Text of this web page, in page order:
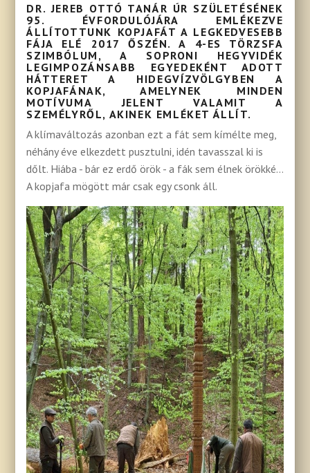
DR. JEREB OTTÓ TANÁR ÚR SZÜLETÉSÉNEK
95. ÉVFORDULÓJÁRA EMLÉKEZVE
ÁLLÍTOTTUNK KOPJAFÁT A LEGKEDVESEBB
FÁJA ELÉ 2017 ŐSZÉN. A 4-ES TÖRZSFA
SZIMBÓLUM, A SOPRONI HEGYVIDÉK
LEGIMPOZÁNSABB EGYEDEKÉNT ADOTT
HÁTTERET A HIDEGVÍZVÖLGYBEN A
KOPJAFÁNAK, AMELYNEK MINDEN
MOTÍVUMA JELENT VALAMIT A
SZEMÉLYRŐL, AKINEK EMLÉKET ÁLLÍT.
A klímaváltozás azonban ezt a fát sem kímélte meg,
néhány éve elkezdett pusztulni, idén tavasszal ki is
dőlt. Hiába - bár ez erdő örök - a fák sem élnek örökké…
A kopjafa mögött már csak egy csonk áll.